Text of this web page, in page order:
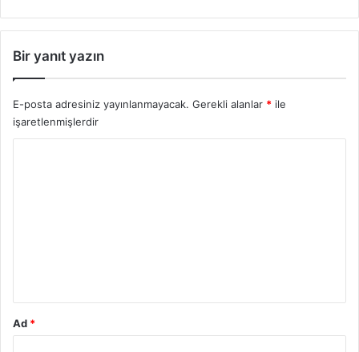
Bir yanıt yazın
E-posta adresiniz yayınlanmayacak. Gerekli alanlar * ile
işaretlenmişlerdir
Ad *